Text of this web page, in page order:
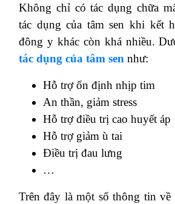
Không chỉ có tác dụng chữa
tác dụng của tâm sen khi kết
đông y khác còn khá nhiều.
tác dụng của tâm sen như:
Hỗ trợ ổn định nhịp tim
An thần, giảm stress
Hỗ trợ điều trị cao huyết áp
Hỗ trợ giảm ù tai
Điều trị đau lưng
…
Trên đây là một số thông tin về